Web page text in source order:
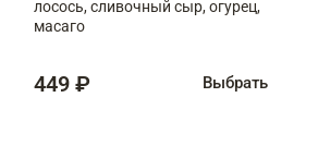
лосось, сливочный сыр, огурец,
масаго
449 ₽ Выбрать